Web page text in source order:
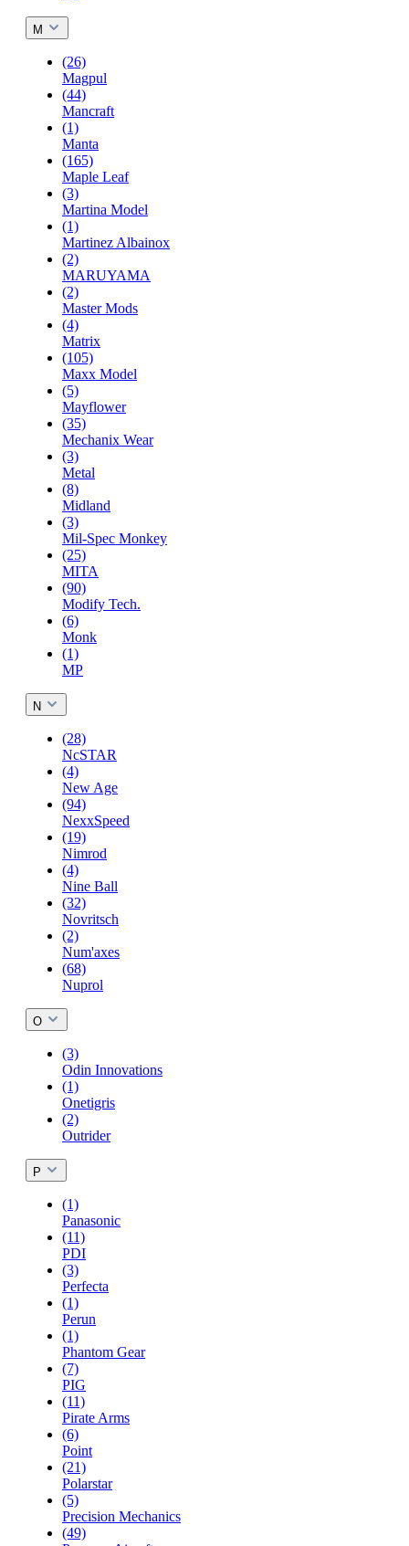
M
(26)
Magpul
(44)
Mancraft
(1)
Manta
(165)
Maple Leaf
(3)
Martina Model
(1)
Martinez Albainox
(2)
MARUYAMA
(2)
Master Mods
(4)
Matrix
(105)
Maxx Model
(5)
Mayflower
(35)
Mechanix Wear
(3)
Metal
(8)
Midland
(3)
Mil-Spec Monkey
(25)
MITA
(90)
Modify Tech.
(6)
Monk
(1)
MP
N
(28)
NcSTAR
(4)
New Age
(94)
NexxSpeed
(19)
Nimrod
(4)
Nine Ball
(32)
Novritsch
(2)
Num'axes
(68)
Nuprol
O
(3)
Odin Innovations
(1)
Onetigris
(2)
Outrider
P
(1)
Panasonic
(11)
PDI
(3)
Perfecta
(1)
Perun
(1)
Phantom Gear
(7)
PIG
(11)
Pirate Arms
(6)
Point
(21)
Polarstar
(5)
Precision Mechanics
(49)